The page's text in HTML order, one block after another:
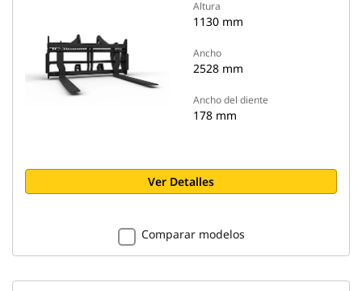
Altura
1130 mm
Ancho
2528 mm
Ancho del diente
178 mm
Ver Detalles
Comparar modelos